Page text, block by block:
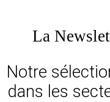
La
Notre
dans les